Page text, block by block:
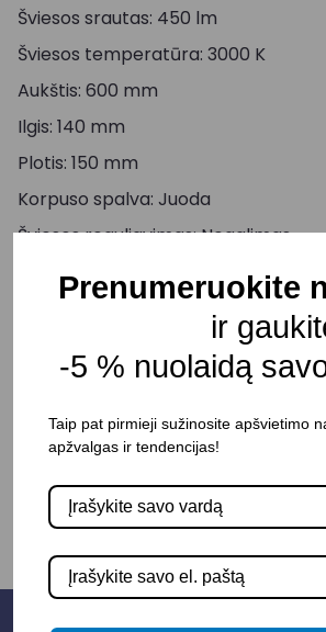
Šviesos srautas: 450 lm
Šviesos temperatūra: 3000 K
Aukštis: 600 mm
Ilgis: 140 mm
Plotis: 150 mm
Korpuso spalva: Juoda
Šviesos reguliavimas: Negalimas
Judesio daviklis: Yra
Pristatymo terminas: 20 – 25 d. d.
+ Į KREPŠELĮ
Prenumeruokite
ir
-5 % nuolaidą
Taip pat pirmieji sužinosite apšvietimo
apžvalgas ir tendencijas!